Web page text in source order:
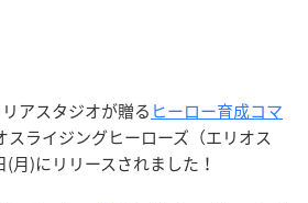
アスタジオが贈る ヒーロー育成コマ
スライジングヒーローズ（エリオス
月)にリリースされました！